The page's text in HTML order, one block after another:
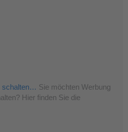
schalten… Sie möchten Werbung
Hier finden Sie die